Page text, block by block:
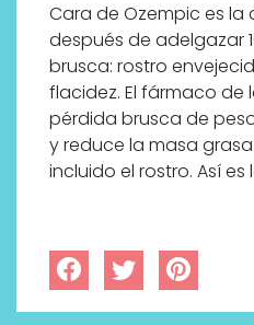
Cara de Ozempic es la
después de adelgazar
brusca: rostro
flacidez. El fármaco
pérdida brusca de
y reduce la masa
incluido el rostro. Así es